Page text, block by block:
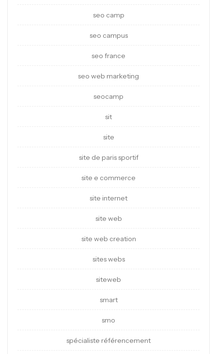
seo camp
seo campus
seo france
seo web marketing
seocamp
sit
site
site de paris sportif
site e commerce
site internet
site web
site web creation
sites webs
siteweb
smart
smo
spécialiste référencement